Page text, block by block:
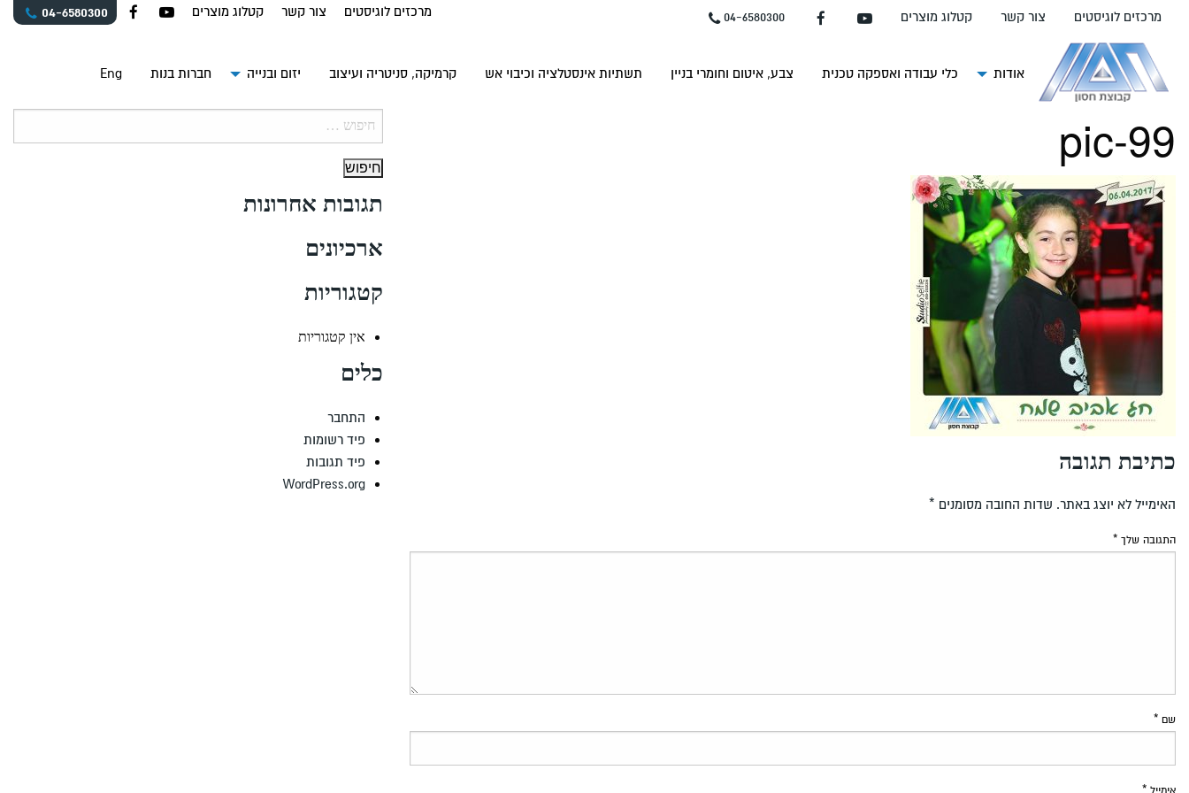
העמוד
מרכזים לוגיסטים צור קשר קטלוג מוצרים 04-6580300 מרכזים לוגיסטים צור קשר קטלוג מוצרים 04-6580300
אודות כלי עבודה ואספקה טכנית צבע, איטום וחומרי בניין תשתיות אינסטלציה וכיבוי אש קרמיקה, סניטריה ועיצוב יזום ובנייה חברות בנות Eng
pic-99
כתיבת תגובה
האימייל לא יוצג באתר. שדות החובה מסומנים *
התגובה שלך *
שם *
תגובות אחרונות
ארכיונים
קטגוריות
אין קטגוריות
כלים
התחבר
פיד רשומות
פיד תגובות
WordPress.org